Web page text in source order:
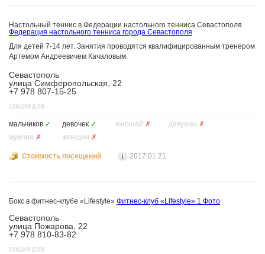
Настольный теннис в Федерации настольного тенниса Севастополя
Федерация настольного тенниса города Севастополя
Для детей 7-14 лет. Занятия проводятся квалифицированным тренером
Артемом Андреевичем Качаловым.
Севастополь
улица Симферопольская, 22
+7 978 807-15-25
СЕКЦИЯ ДЛЯ
мальчиков ✓ девочек ✓ юношей ✗ девушек ✗
мужчин ✗ женщин ✗
Стоимость посещений 2017.01.21
Бокс в фитнес-клубе «Lifestyle» Фитнес-клуб «Lifestyle» 1 Фото
Севастополь
улица Пожарова, 22
+7 978 810-83-82
СЕКЦИЯ ДЛЯ